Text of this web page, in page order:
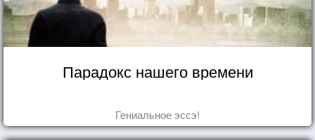
Парадокс нашего времени
Гениальное эссэ!